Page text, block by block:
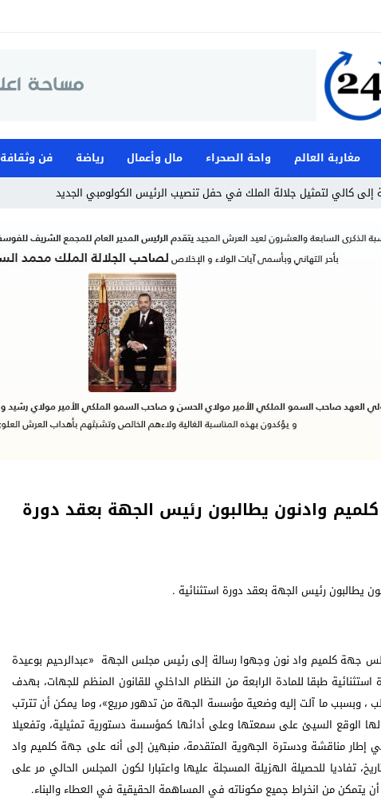
مغاربة العالم واحة الصحراء مال وأعمال رياضة فن وثقافة
كالي لتمثيل جلالة الملك في حفل تنصيب الرئيس الكولومبي الجديد
وادنون يطالبون رئيس الجهة بعقد دورة
أن أعضاء مجلس جهة كلميم واد نون وجهوا رسالة إلى رئيس مجلس الجهة «عبدالرحيم بوعيدة
طبقا للمادة الرابعة من النظام الداخلي للقانون المنظم للجهات، بهدف
، وبسبب ما آلت إليه وضعية مؤسسة الجهة من تدهور مريع»، وما يمكن أن تترتب
الوقع السيئ على سمعتها وعلى أدائها كمؤسسة دستورية تمثيلية، وتفعيلا
ليوم 9 مارس وفي إطار مناقشة ودسترة الجهوية المتقدمة، منبهين إلى أنه على جهة كلميم واد
تفاديا للحصيلة الهزيلة المسجلة عليها واعتبارا لكون المجلس الحالي مر على
من انخراط جميع مكوناته في المساهمة الحقيقية في العطاء والبناء.